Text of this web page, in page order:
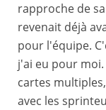
rapproche de
revenait déjà
pour l'équipe.
j'ai eu pour moi.
cartes
avec les